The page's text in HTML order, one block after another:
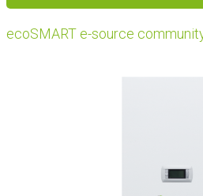
ecoSMART e-source